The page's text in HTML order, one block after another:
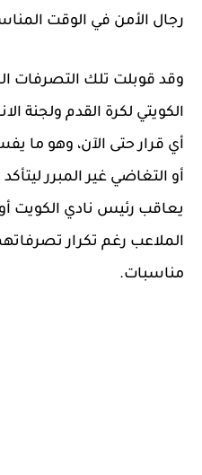
رجال الأمن في الوقت
وقد قوبلت تلك التصرفات
الكويتي لكرة القدم ولجنة
أي قرار حتى الآن، وهو ما
أو التغاضي غير المبرر
يعاقب رئيس نادي الكويت
الملاعب رغم تكرار
مناسبات.